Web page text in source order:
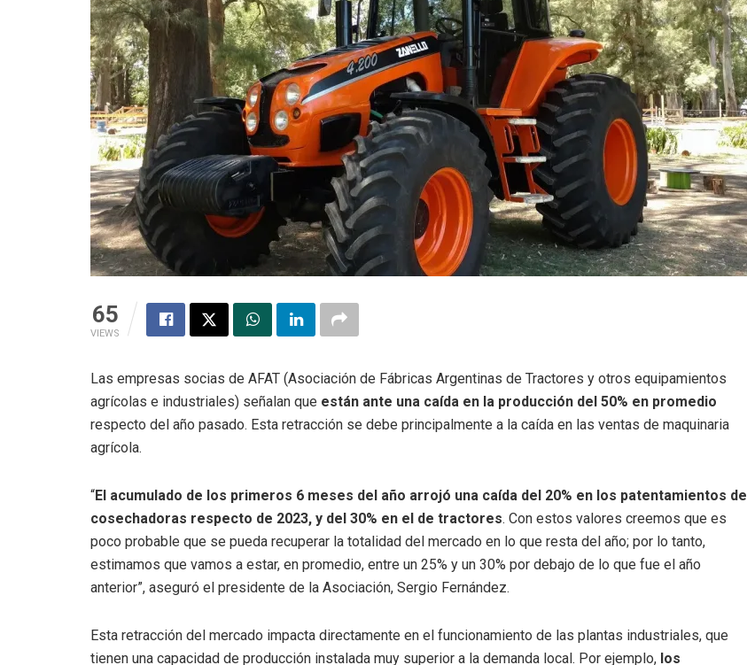
65
VIEWS
Las empresas socias de AFAT (Asociación de Fábricas Argentinas de Tractores y otros equipamientos
agrícolas e industriales) señalan que están ante una caída en la producción del 50% en promedio
respecto del año pasado. Esta retracción se debe principalmente a la caída en las ventas de maquinaria
agrícola.
“El acumulado de los primeros 6 meses del año arrojó una caída del 20% en los patentamientos de
cosechadoras respecto de 2023, y del 30% en el de tractores. Con estos valores creemos que es
poco probable que se pueda recuperar la totalidad del mercado en lo que resta del año; por lo tanto,
estimamos que vamos a estar, en promedio, entre un 25% y un 30% por debajo de lo que fue el año
anterior”, aseguró el presidente de la Asociación, Sergio Fernández.
Esta retracción del mercado impacta directamente en el funcionamiento de las plantas industriales, que
tienen una capacidad de producción instalada muy superior a la demanda local. Por ejemplo, los